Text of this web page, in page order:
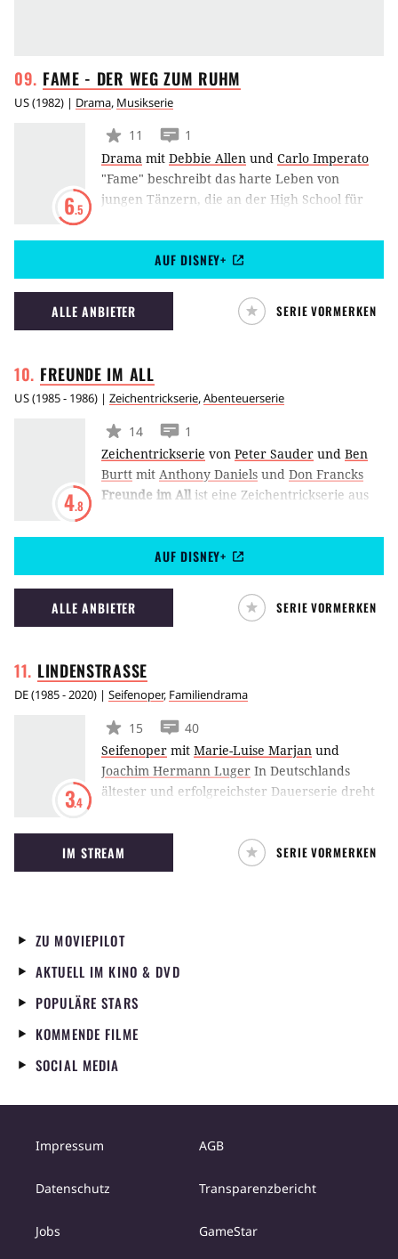
FAME - DER WEG ZUM RUHM
US(1982) | Drama, Musikserie
6.5
11
1
Drama mit Debbie Allen und Carlo Imperato
"Fame" beschreibt das harte Leben von
jungen Tänzern, die an der High School für
großen Karriere und der Liebe träumen. Um
all ihre Träume zu verwirklichen, müssen sie
nicht nur das anstrengende Tanztraining
bestehen, sondern auch durch die harte
Schule des Lebens gehen.
AUF DISNEY+
ALLE ANBIETER SERIE VORMERKEN
FREUNDE IM ALL
US(1985 - 1986) | Zeichentrickserie,Abenteuerserie
4.8
14
1
Zeichentrickserie von Peter Sauder und Ben
Burtt mit Anthony Daniels und Don Francks
Freunde im Allist eine Zeichentrickserie aus
zwischen 1985 und 1986 auf ABC ausgestrahlt
wurde. Die Handlung dreht sich um die
beliebten Roboter R2-D2 und C-3PO und ist vor
den Ereignissen von Krieg der Sterne
angesiedelt. Die Serie gehört nicht zum neuen
AUF DISNEY+
ALLE ANBIETER SERIE VORMERKEN
LINDENSTRASSE
DE(1985 - 2020) | Seifenoper, Familiendrama
3.4
15
40
Seifenoper mit Marie-Luise Marjan und
Joachim Hermann Luger In Deutschlands
ältester und erfolgreichster Dauerserie dreht
Münchener Straße mit Mietshäusern, Café,
Arztpraxis, Supermarkt, Reisebüro und
Restaurant. "Lindenstraße" erzählt von den
IM STREAM SERIE VORMERKEN
ZU MOVIEPILOT
AKTUELL IM KINO & DVD
POPULÄRE STARS
KOMMENDE FILME
SOCIAL MEDIA
Impressum AGB
Datenschutz Transparenzbericht
Jobs GameStar